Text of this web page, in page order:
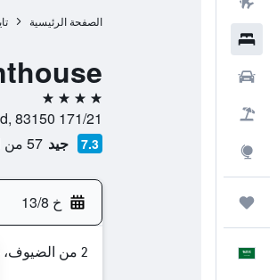
الصفحة الرئيسية
4 نجوم
171/21 Phangmuang Sai Kor Road, 83150, باتونغ, مقاطعة بوكيت, تايلاند
7.3 جيد 57 من التقييمات تم التحقق منها
خ 13/8
2 من الضيوف، غرفة واحدة